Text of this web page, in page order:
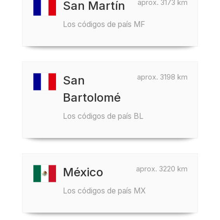
aprox. 3173 km
San Martín
Los códigos de país MF
aprox. 3198 km
San
Bartolomé
Los códigos de país BL
aprox. 3220 km
México
Los códigos de país MX